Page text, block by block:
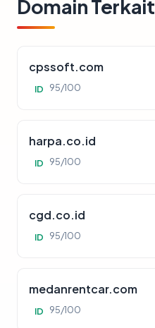
Domain Terkait
cpssoft.com
ID 95/100
harpa.co.id
ID 95/100
cgd.co.id
ID 95/100
medanrentcar.com
ID 95/100